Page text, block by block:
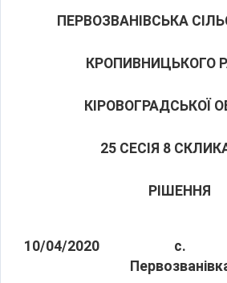
ПЕРВОЗВАНІВСЬКА
КРОПИВНИЦЬКОГО
КІРОВОГРАДСЬКОЇ
25 СЕСІЯ 8
РІШЕННЯ
10/04/2020
с.